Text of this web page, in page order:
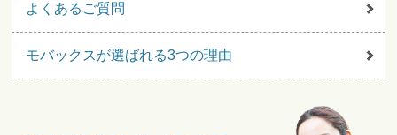
よくあるご質問
モバックスが選ばれる3つの理由